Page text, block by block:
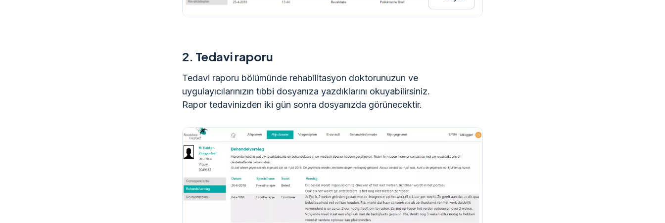
2. Tedavi raporu
Tedavi raporu bölümünde rehabilitasyon doktorunuzun ve
uygulayıcılarınızın tıbbi dosyanıza yazdıklarını okuyabilirsiniz.
Rapor tedavinizden iki gün sonra dosyanızda görünecektir.